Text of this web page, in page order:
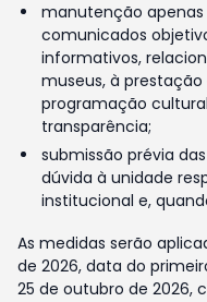
manutenção apenas
comunicados
informativos,
museus, à prestação
programação
transparência;
submissão prévia
dúvida à unidade
institucional e,
As medidas serão
de 2026, data do
25 de outubro de 2026,